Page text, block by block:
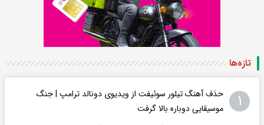
تازه‌ها
۱
حذف آهنگ تیلور سوئیفت از ویدیوی دونالد ترامپ | جنگ
موسیقایی دوباره بالا گرفت